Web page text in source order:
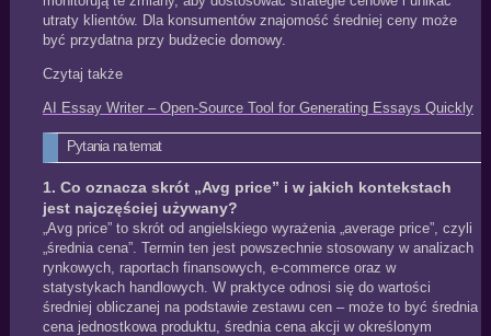
utraty klientów. Dla konsumentów znajomość średniej ceny może
być przydatna przy budżecie domowy.
Czytaj także
AI Essay Writer – Open‑Source Tool for Generating Essays Quickly
Pytania na temat
1. Co oznacza skrót „Avg price” i w jakich kontekstach
jest najczęściej używany?
„Avg price” to skrót od angielskiego wyrażenia „average price”, czyli
„średnia cena”. Termin ten jest powszechnie stosowany w analizach
rynkowych, raportach finansowych, e‑commerce oraz w
statystykach handlowych. W praktyce odnosi się do wartości
średniej obliczanej na podstawie zestawu cen – może to być średnia
cena jednostkowa produktu, średnia cena akcji w określonym